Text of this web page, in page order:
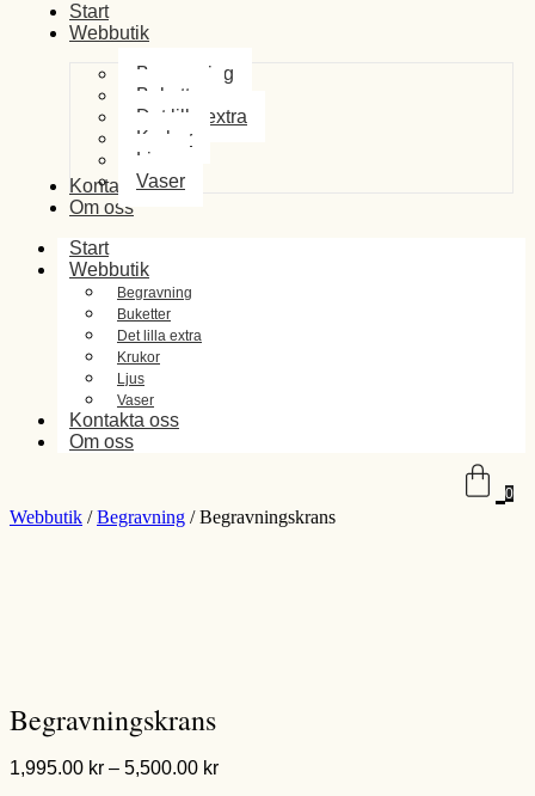
Start
Webbutik
Begravning
Buketter
Det lilla extra
Krukor
Ljus
Vaser
Kontakta oss
Om oss
Start
Webbutik
Begravning
Buketter
Det lilla extra
Krukor
Ljus
Vaser
Kontakta oss
Om oss
0
Webbutik /Begravning / Begravningskrans
Begravningskrans
1,995.00 kr – 5,500.00 krPrisintervall: